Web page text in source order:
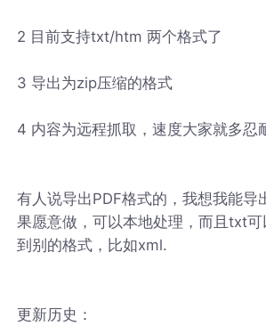
2 目前支持txt/htm 两个格式了
3 导出为zip压缩的格式
4 内容为远程抓取，速度大家就多忍
有人说导出PDF格式的，我想我能导
果愿意做，可以本地处理，而且txt
到别的格式，比如xml.
更新历史：